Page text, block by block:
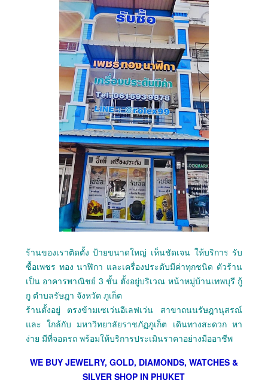
ร้านของเราติดตั้ง ป้ายขนาดใหญ่ เห็นชัดเจน ให้บริการ รับ
ซื้อเพชร ทอง นาฬิกา และเครื่องประดับมีค่าทุกชนิด ตัวร้าน
เป็น อาคารพาณิชย์ 3 ชั้น ตั้งอยู่บริเวณ หน้าหมู่บ้านเทพบุรี กู้
กู ตำบลรัษฎา จังหวัด ภูเก็ต
ร้านตั้งอยู่ ตรงข้ามเซเว่นอีเลฟเว่น สาขาถนนรัษฎานุสรณ์
และ ใกล้กับ มหาวิทยาลัยราชภัฏภูเก็ต เดินทางสะดวก หา
ง่าย มีที่จอดรถ พร้อมให้บริการประเมินราคาอย่างมืออาชีพ
WE BUY JEWELRY, GOLD, DIAMONDS, WATCHES &
SILVER SHOP IN PHUKET